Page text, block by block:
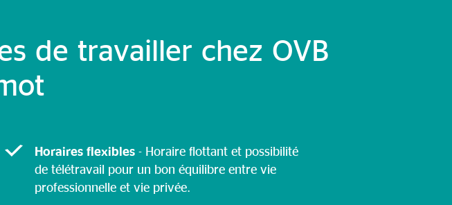
de travailler chez OVB
Horaires flexibles - Horaire flottant et possibilité
de télétravail pour un bon équilibre entre vie
professionnelle et vie privée.